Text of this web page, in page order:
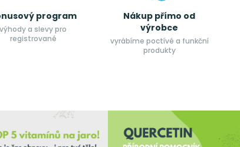
program
výhody a slevy pro
registrované
Nákup přímo od
výrobce
vyrábíme poctívé a funkční
produkty